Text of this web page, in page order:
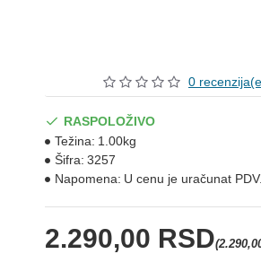
0
2.290,00 RSD
RASPOLOŽIVO
Težina: 1.00kg
Šifra: 3257
Napomena: U cenu je uračunat PDV.